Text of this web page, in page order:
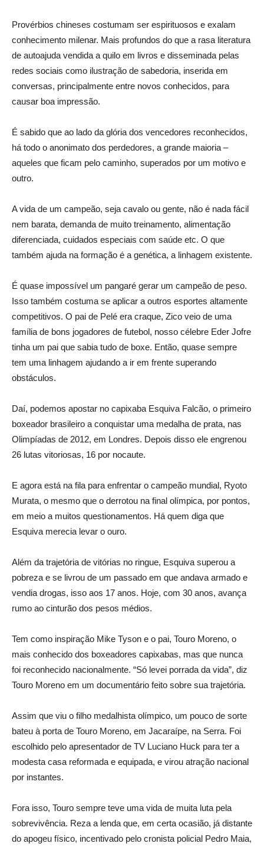
Provérbios chineses costumam ser espirituosos e exalam
conhecimento milenar. Mais profundos do que a rasa literatura
de autoajuda vendida a quilo em livros e disseminada pelas
redes sociais como ilustração de sabedoria, inserida em
conversas, principalmente entre novos conhecidos, para
causar boa impressão.
É sabido que ao lado da glória dos vencedores reconhecidos,
há todo o anonimato dos perdedores, a grande maioria –
aqueles que ficam pelo caminho, superados por um motivo e
outro.
A vida de um campeão, seja cavalo ou gente, não é nada fácil
nem barata, demanda de muito treinamento, alimentação
diferenciada, cuidados especiais com saúde etc. O que
também ajuda na formação é a genética, a linhagem existente.
É quase impossível um pangaré gerar um campeão de peso.
Isso também costuma se aplicar a outros esportes altamente
competitivos. O pai de Pelé era craque, Zico veio de uma
família de bons jogadores de futebol, nosso célebre Eder Jofre
tinha um pai que sabia tudo de boxe. Então, quase sempre
tem uma linhagem ajudando a ir em frente superando
obstáculos.
Daí, podemos apostar no capixaba Esquiva Falcão, o primeiro
boxeador brasileiro a conquistar uma medalha de prata, nas
Olimpíadas de 2012, em Londres. Depois disso ele engrenou
26 lutas vitoriosas, 16 por nocaute.
E agora está na fila para enfrentar o campeão mundial, Ryoto
Murata, o mesmo que o derrotou na final olímpica, por pontos,
em meio a muitos questionamentos. Há quem diga que
Esquiva merecia levar o ouro.
Além da trajetória de vitórias no ringue, Esquiva superou a
pobreza e se livrou de um passado em que andava armado e
vendia drogas, isso aos 17 anos. Hoje, com 30 anos, avança
rumo ao cinturão dos pesos médios.
Tem como inspiração Mike Tyson e o pai, Touro Moreno, o
mais conhecido dos boxeadores capixabas, mas que nunca
foi reconhecido nacionalmente. “Só levei porrada da vida”, diz
Touro Moreno em um documentário feito sobre sua trajetória.
Assim que viu o filho medalhista olímpico, um pouco de sorte
bateu à porta de Touro Moreno, em Jacaraípe, na Serra. Foi
escolhido pelo apresentador de TV Luciano Huck para ter a
modesta casa reformada e equipada, e virou atração nacional
por instantes.
Fora isso, Touro sempre teve uma vida de muita luta pela
sobrevivência. Reza a lenda que, em certa ocasião, já distante
do apogeu físico, incentivado pelo cronista policial Pedro Maia,